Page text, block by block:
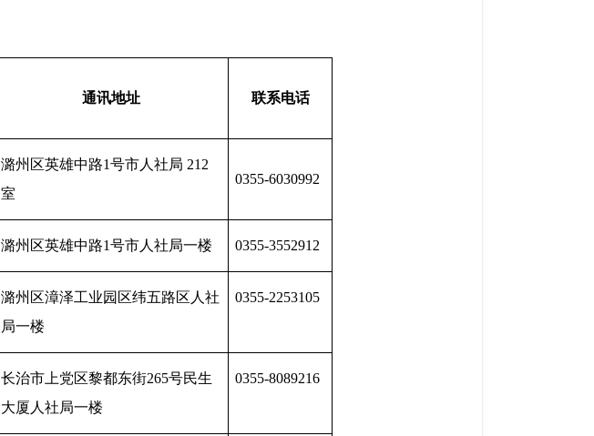
通讯地址 联系电话
潞州区英雄中路1号市人社局 212
室
0355-6030992
潞州区英雄中路1号市人社局一楼 0355-3552912
潞州区漳泽工业园区纬五路区人社
局一楼
0355-2253105
长治市上党区黎都东街265号民生
大厦人社局一楼
0355-8089216